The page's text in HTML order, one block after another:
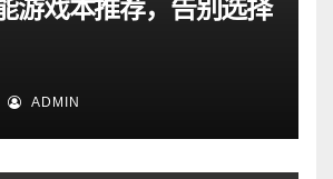
游戏本推荐，告别选择
ADMIN